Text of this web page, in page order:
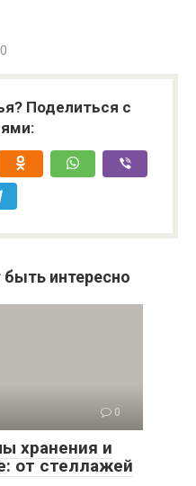
Поделиться с
интересно
0
хранения и
от стеллажей